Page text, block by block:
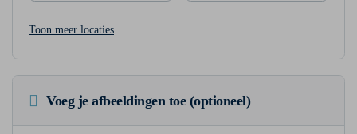
Toon meer locaties
Voeg je afbeeldingen toe (optioneel)